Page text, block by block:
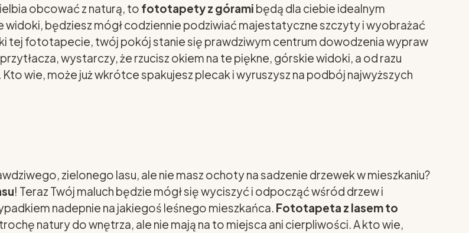
obcować z naturą, to fototapety z górami będą dla ciebie idealnym
będziesz mógł codziennie podziwiać majestatyczne szczyty i wyobrażać
tej fototapecie, twój pokój stanie się prawdziwym centrum dowodzenia wypraw
wystarczy, że rzucisz okiem na te piękne, górskie widoki, a od razu
. Kto wie, może już wkrótce spakujesz plecak i wyruszysz na podbój najwyższych
zielonego lasu, ale nie masz ochoty na sadzenie drzewek w mieszkaniu?
! Teraz Twój maluch będzie mógł się wyciszyć i odpocząć wśród drzew i
nadepnie na jakiegoś leśnego mieszkańca. Fototapeta z lasem to
natury do wnętrza, ale nie mają na to miejsca ani cierpliwości. A kto wie,